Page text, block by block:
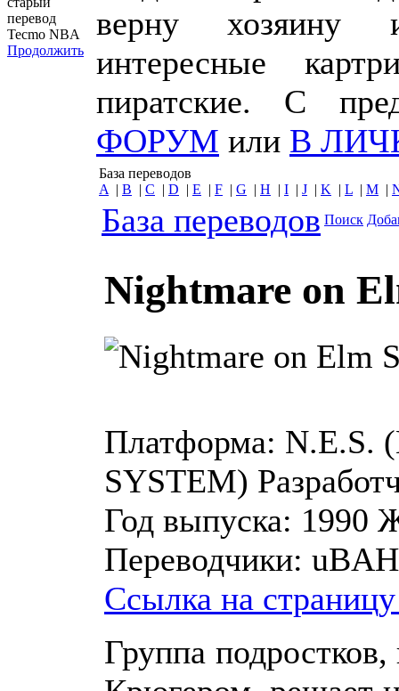
перевод
Tecmo NBA
Продолжить
верну хозяину
интересные
пиратские. С
ФОРУМ или В
База переводов
A | B | C | D | E | F | G | H | I | J | K | L | M |
База переводов Поиск
Nightmare on
Платформа: N.E.S.
SYSTEM)
Год выпуска: 1990
Переводчики:
Ссылка на
Группа